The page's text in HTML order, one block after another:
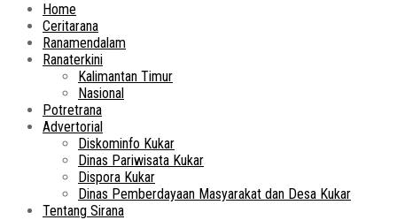
Home
Ceritarana
Ranamendalam
Ranaterkini
Kalimantan Timur
Nasional
Potretrana
Advertorial
Diskominfo Kukar
Dinas Pariwisata Kukar
Dispora Kukar
Dinas Pemberdayaan Masyarakat dan Desa Kukar
Tentang Sirana